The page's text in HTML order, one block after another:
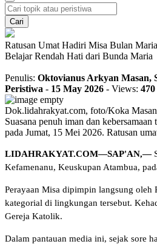
Cari
Ratusan Umat Hadiri Misa Bulan
Belajar Rendah Hati dari Bunda Maria
Penulis: Oktovianus Arkyan Masan,
Peristiwa - 15 May 2026 - Views: 470
Dok.lidahrakyat.com, foto/Koka Masan
Suasana penuh iman dan
pada Jumat, 15 Mei 2026. Ratusan
LIDAHRAKYAT.COM—SAP'AN,—
Kefamenanu, Keuskupan Atambua,
Perayaan Misa dipimpin langsung
kategorial di lingkungan tersebut.
Gereja Katolik.
Dalam pantauan media ini, sejak sore